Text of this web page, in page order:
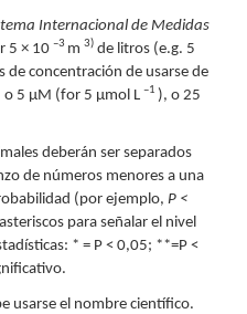
Internacional de Medidas
5 × 10 –3 m 3) de litros (e.g. 5
de concentración de usarse de
o 5 μM (for 5 μmol L –1 ), o 25
deberán ser separados
de números menores a una
(por ejemplo, P <
para señalar el nivel
* = P < 0,05; **=P <
usarse el nombre científico.